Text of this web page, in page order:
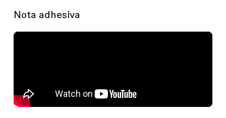
Nota adhesiva